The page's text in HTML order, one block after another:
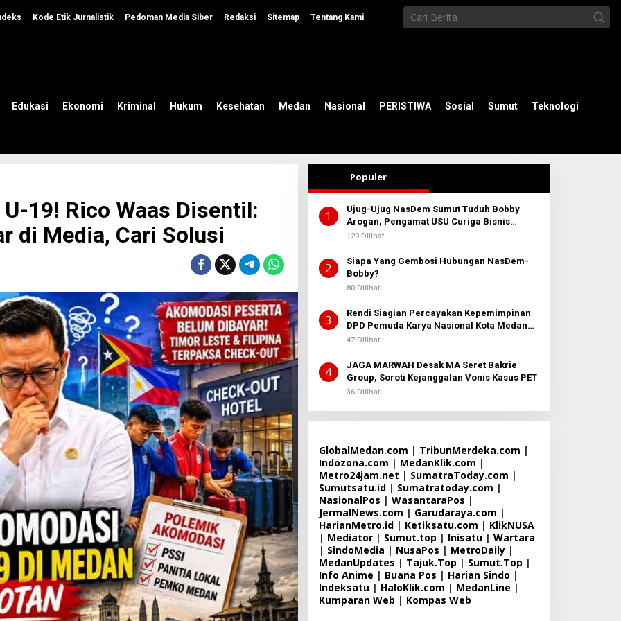
Kode Etik Jurnalistik Pedoman Media Siber Redaksi Sitemap Tentang Kami
Edukasi Ekonomi Kriminal Hukum Kesehatan Medan Nasional PERISTIWA Sosial Sumut Teknologi
19! Rico Waas Disentil:
di Media, Cari Solusi
Populer
1
Ujug-Ujug NasDem Sumut Tuduh Bobby
Arogan, Pengamat USU Curiga Bisnis
Reklame
129 Dilihat
2
Siapa Yang Gembosi Hubungan NasDem-
Bobby?
80 Dilihat
3
Rendi Siagian Percayakan Kepemimpinan
DPD Pemuda Karya Nasional Kota Medan
kepada Josef Sembiring
47 Dilihat
4
JAGA MARWAH Desak MA Seret Bakrie
Group, Soroti Kejanggalan Vonis Kasus PET
36 Dilihat
GlobalMedan.com | TribunMerdeka.com |
Indozona.com | MedanKlik.com |
Metro24jam.net | SumatraToday.com |
Sumutsatu.id| Sumatratoday.com |
NasionalPos | WasantaraPos |
JermalNews.com | Garudaraya.com |
HarianMetro.id| Ketiksatu.com | KlikNUSA
| Mediator| Sumut.top | Inisatu| Wartara
| SindoMedia | NusaPos | MetroDaily|
MedanUpdates | Tajuk.Top | Sumut.Top |
Info Anime | Buana Pos | Harian Sindo |
Indeksatu| HaloKlik.com | MedanLine |
Kumparan Web | Kompas Web